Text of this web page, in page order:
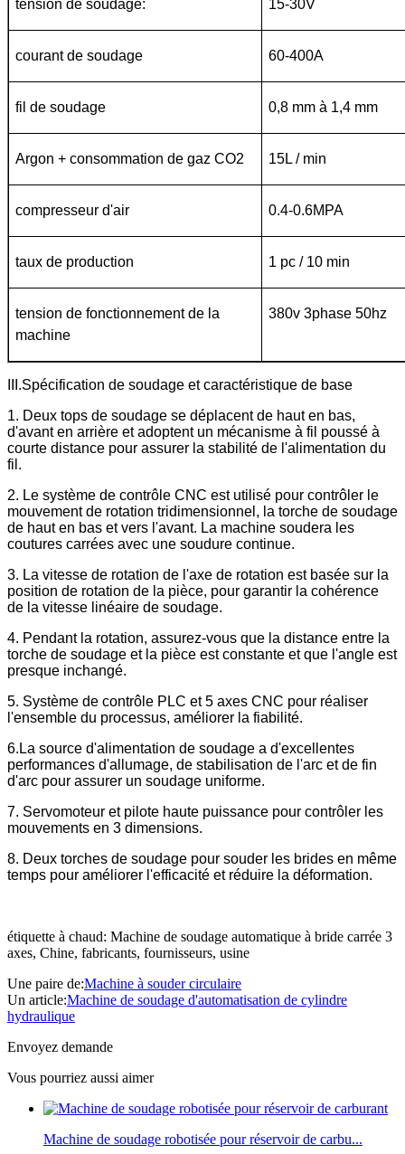
tension de soudage: 15-30V
courant de soudage 60-400A
fil de soudage 0,8 mm à 1,4 mm
Argon + consommation de gaz CO2 15L / min
compresseur d'air 0.4-0.6MPA
taux de production 1 pc / 10 min
tension de fonctionnement de la
machine
380v 3phase 50hz
III.Spécification de soudage et caractéristique de base
1. Deux tops de soudage se déplacent de haut en bas,
d'avant en arrière et adoptent un mécanisme à fil poussé à
courte distance pour assurer la stabilité de l'alimentation du
fil.
2. Le système de contrôle CNC est utilisé pour contrôler le
mouvement de rotation tridimensionnel, la torche de soudage
de haut en bas et vers l'avant. La machine soudera les
coutures carrées avec une soudure continue.
3. La vitesse de rotation de l'axe de rotation est basée sur la
position de rotation de la pièce, pour garantir la cohérence
de la vitesse linéaire de soudage.
4. Pendant la rotation, assurez-vous que la distance entre la
torche de soudage et la pièce est constante et que l'angle est
presque inchangé.
5. Système de contrôle PLC et 5 axes CNC pour réaliser
l'ensemble du processus, améliorer la fiabilité.
6.La source d'alimentation de soudage a d'excellentes
performances d'allumage, de stabilisation de l'arc et de fin
d'arc pour assurer un soudage uniforme.
7. Servomoteur et pilote haute puissance pour contrôler les
mouvements en 3 dimensions.
8. Deux torches de soudage pour souder les brides en même
temps pour améliorer l'efficacité et réduire la déformation.
étiquette à chaud: Machine de soudage automatique à bride carrée 3
axes, Chine, fabricants, fournisseurs, usine
Une paire de:Machine à souder circulaire
Un article:Machine de soudage d'automatisation de cylindre
hydraulique
Envoyez demande
Vous pourriez aussi aimer
Machine de soudage robotisée pour réservoir de carbu...